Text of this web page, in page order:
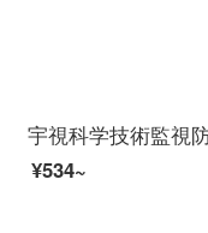
¥534~